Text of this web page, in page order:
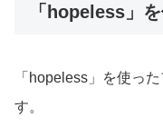
「hopeless」
「hopeless」を使っ
す。